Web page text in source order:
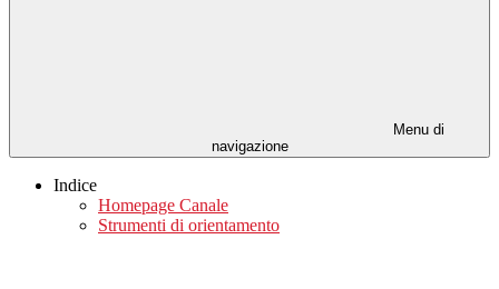
Menu di
navigazione
Indice
Homepage Canale
Strumenti di orientamento